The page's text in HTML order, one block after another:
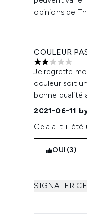
opinions de
COULEUR
2 étoiles sur
Je regrette
couleur soit
bonne qualité
2021-06-11
Cela a-t-il été
OUI (3)
SIGNALER